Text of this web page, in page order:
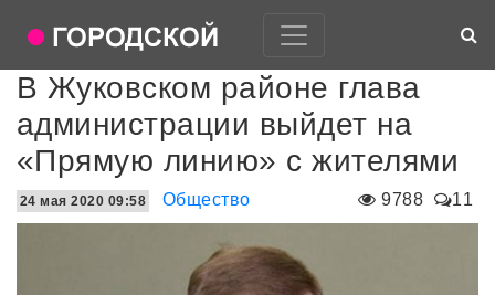
В Жуковском районе глава
администрации выйдет на
«Прямую линию» с жителями
9788 11
24 мая 2020 09:58 Общество